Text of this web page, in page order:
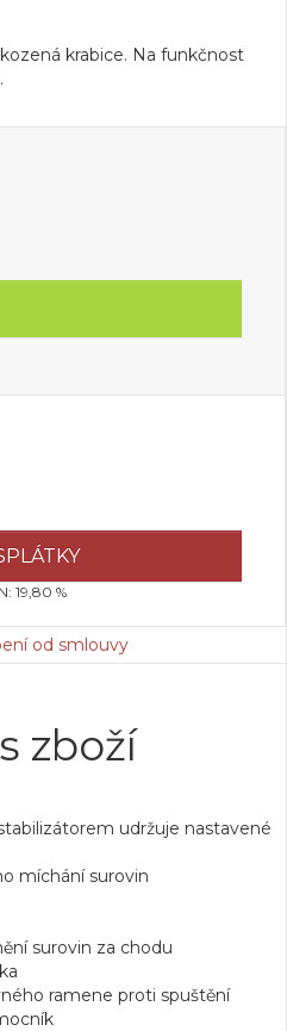
krabice. Na funkčnost
19,80 %
od smlouvy
zboží
udržuje nastavené
míchání surovin
surovin za chodu
ramene proti spuštění